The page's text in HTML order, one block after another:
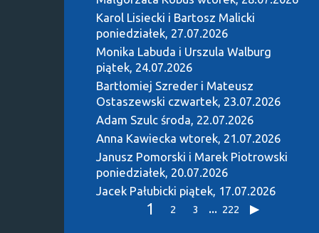
Karol Lisiecki i Bartosz Malicki
poniedziałek, 27.07.2026
Monika Labuda i Urszula Walburg
piątek, 24.07.2026
Bartłomiej Szreder i Mateusz
Ostaszewski czwartek, 23.07.2026
Adam Szulc środa, 22.07.2026
Anna Kawiecka wtorek, 21.07.2026
Janusz Pomorski i Marek Piotrowski
poniedziałek, 20.07.2026
Jacek Pałubicki piątek, 17.07.2026
1 2 3 ... 222